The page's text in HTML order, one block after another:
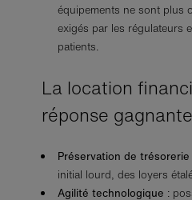
équipements ne sont plus
exigés par les régulateurs
patients.
La location
réponse gagnante
Préservation de trésorerie
initial lourd, des loyers
Agilité technologique :